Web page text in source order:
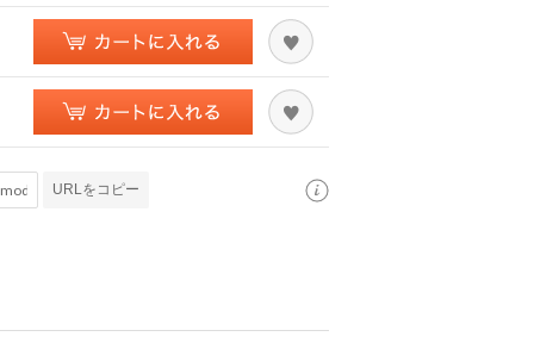
URLをコピー